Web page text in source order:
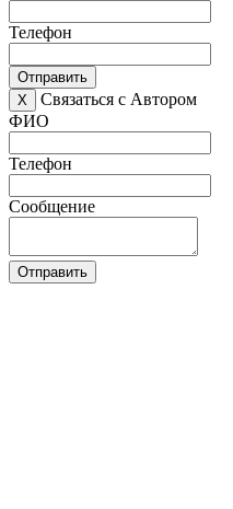
Телефон
Отправить
X
Связаться с Автором
ФИО
Телефон
Сообщение
Отправить